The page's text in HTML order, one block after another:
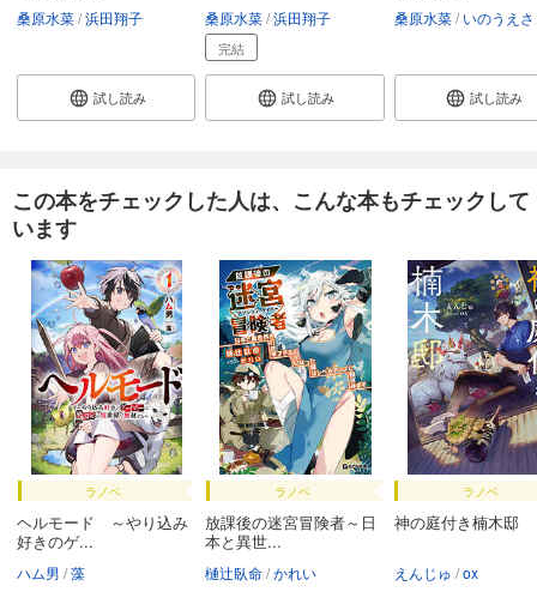
カート
試し読み
カート
あらすじを表示する
炎の蜃気楼34 耀変黙示録Ｖ ―天魔の章―
506円 (税込)
カート
試し読み
あらすじを表示する
炎の蜃気楼35 耀変黙示録ＶＩ ―乱火の章―
506円 (税込)
カート
桑原水菜 浜田翔子
試し読み
桑原水菜 浜田翔子
完結
試し読み
桑原水菜 いのうえさ
試し読み
この本をチェックした人は、こんな本もチェックして
います
ラノベ
ヘルモード ～やり込み
好きのゲ...
ハム男 藻
ラノベ
放課後の迷宮冒険者～日
本と異世...
樋辻臥命 かれい
ラノベ
神の庭付き楠木邸
えんじゅ ox